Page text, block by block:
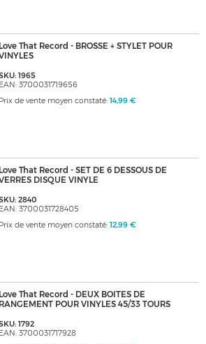
Love That Record - BROSSE + STYLET POUR
1965
EAN: 3700031719656
Prix de vente moyen constaté: 14,99 €
Love That Record - SET DE 6 DESSOUS DE
DISQUE VINYLE
2840
EAN: 3700031728405
Prix de vente moyen constaté: 12,99 €
Love That Record - DEUX BOITES DE
RANGEMENT POUR VINYLES 45/33 TOURS
1792
EAN: 3700031717928